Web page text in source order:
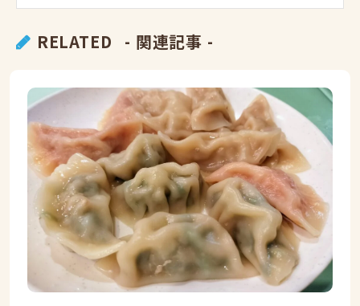
RELATED - 関連記事 -